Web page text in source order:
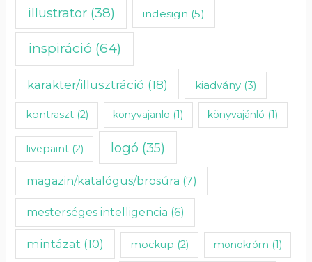
illustrator(38) indesign (5)
inspiráció (64)
karakter/illusztráció (18) kiadvány(3)
kontraszt(2) konyvajanlo (1) könyvajánló (1)
livepaint(2) logó (35)
magazin/katalógus/brosúra (7)
mesterséges intelligencia (6)
mintázat (10) mockup (2) monokróm (1)